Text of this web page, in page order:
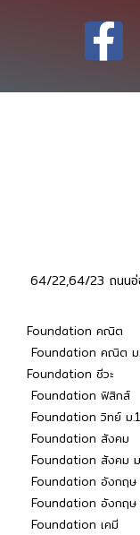
64/22,64/23 ถนนอ่
Foundation คณิต
Foundation คณิต ม
Foundation ชีวะ
Foundation ฟิสิกส์
Foundation วิทย์ ม
Foundation สังคม
Foundation สังคม
Foundation อังกฤษ
Foundation อังกฤษ
Foundation เคมี